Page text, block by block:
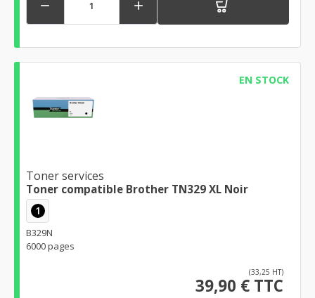
 
EN STOCK
Toner services
Toner compatible Brother TN329 XL Noir
1
B329N
6000 pages
(33,25 HT)
39,90 € TTC